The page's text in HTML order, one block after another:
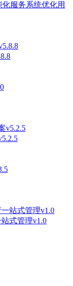
服务系统优化用
式管理v1.0